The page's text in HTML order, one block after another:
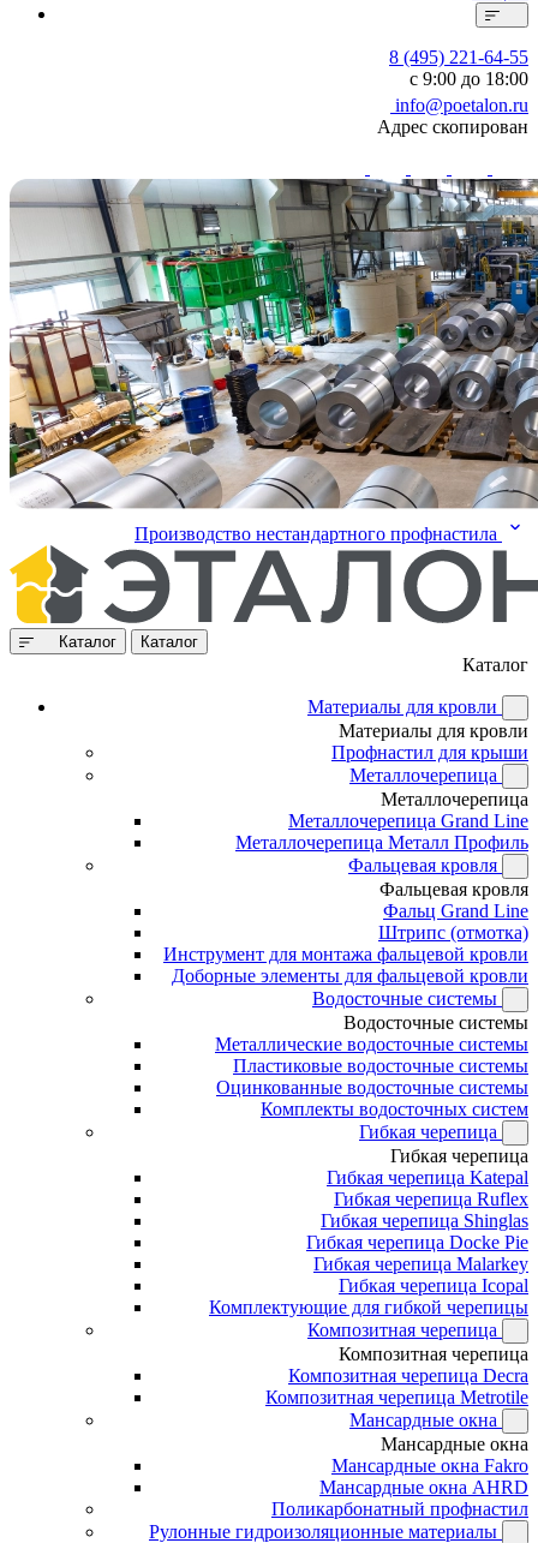
8 (495) 221-64-55
с 9:00 до 18:00
info@poetalon.ru
Адрес скопирован
Производство нестандартного профнастила
Каталог Каталог
Каталог
Материалы для кровли
Материалы для кровли
Профнастил для крыши
Металлочерепица
Металлочерепица
Металлочерепица Grand Line
Металлочерепица Металл Профиль
Фальцевая кровля
Фальцевая кровля
Фальц Grand Line
Штрипс (отмотка)
Инструмент для монтажа фальцевой кровли
Доборные элементы для фальцевой кровли
Водосточные системы
Водосточные системы
Металлические водосточные системы
Пластиковые водосточные системы
Оцинкованные водосточные системы
Комплекты водосточных систем
Гибкая черепица
Гибкая черепица
Гибкая черепица Katepal
Гибкая черепица Ruflex
Гибкая черепица Shinglas
Гибкая черепица Docke Pie
Гибкая черепица Malarkey
Гибкая черепица Icopal
Комплектующие для гибкой черепицы
Композитная черепица
Композитная черепица
Композитная черепица Decra
Композитная черепица Metrotile
Мансардные окна
Мансардные окна
Мансардные окна Fakro
Мансардные окна AHRD
Поликарбонатный профнастил
Рулонные гидроизоляционные материалы